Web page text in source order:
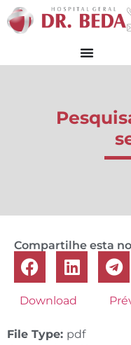
Download
File Type: pdf
Compartilhe esta